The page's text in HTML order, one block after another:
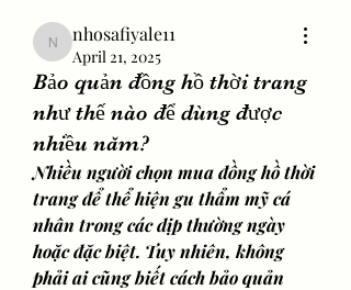
nhosafiyale11
nhosafiyale11
April 21, 2025
Bảo quản đồng hồ thời trang
như thế nào để dùng được
nhiều năm?
Nhiều người chọn mua đồng hồ thời
trang để thể hiện gu thẩm mỹ cá
nhân trong các dịp thường ngày
hoặc đặc biệt. Tuy nhiên, không
phải ai cũng biết cách bảo quản